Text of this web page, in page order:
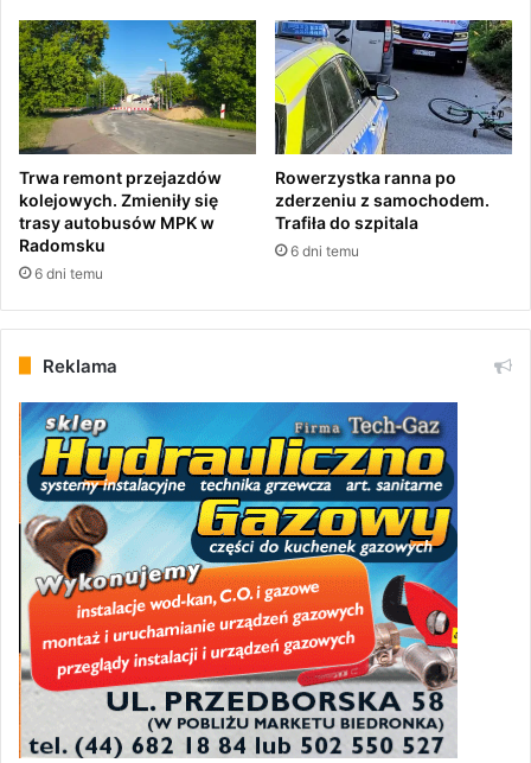
Tagi diagnostyka covid
koronawirus powiat radomszczański
Koronawirus Radomsko
koronawirus zakażenia
e
c
z
e
ń
s
t
w
a
w
p
Trwa remont przejazdów
kolejowych. Zmieniły się
trasy autobusów MPK w
Radomsku
6 dni temu
Rowerzystka ranna po
zderzeniu z samochodem.
Trafiła do szpitala
6 dni temu
Reklama